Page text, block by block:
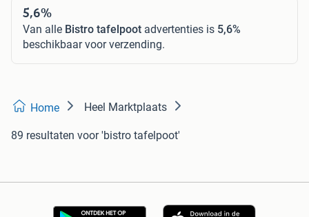
5,6%
Van alle Bistro tafelpoot advertenties is 5,6%
beschikbaar voor verzending.
Home Heel Marktplaats
89 resultaten voor 'bistro tafelpoot'